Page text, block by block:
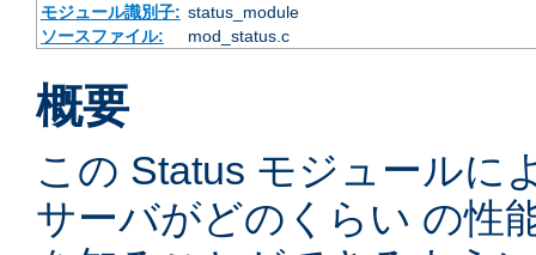
モジュール識別子: status_module
ソースファイル:
mod_status.c
概要
この Status モジュールに
サーバがどのくらい の性